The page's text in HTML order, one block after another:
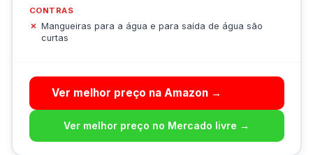
CONTRAS
Mangueiras para a água e para saída de água são
curtas
Ver melhor preço na Amazon →
Ver melhor preço no Mercado livre →